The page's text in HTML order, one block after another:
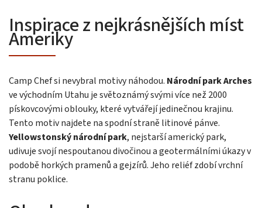
Inspirace z nejkrásnějších míst
Ameriky
Camp Chef si nevybral motivy náhodou. Národní park Arches
ve východním Utahu je světoznámý svými více než 2000
pískovcovými oblouky, které vytvářejí jedinečnou krajinu.
Tento motiv najdete na spodní straně litinové pánve.
Yellowstonský národní park, nejstarší americký park,
udivuje svojí nespoutanou divočinou a geotermálními úkazy v
podobě horkých pramenů a gejzírů. Jeho reliéf zdobí vrchní
stranu poklice.